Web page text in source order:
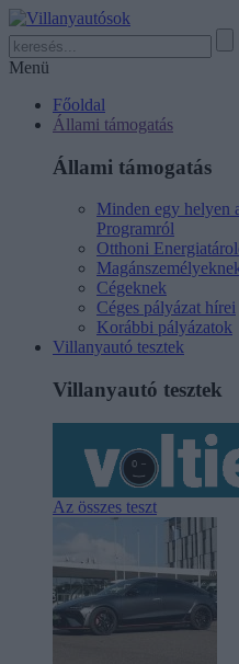
Menü
Főoldal
Állami támogatás
Állami támogatás
Minden egy helyen
Programról
Otthoni
Cégeknek
Céges pályázat hírei
Korábbi pályázatok
Villanyautó tesztek
Villanyautó tesztek
Az összes teszt